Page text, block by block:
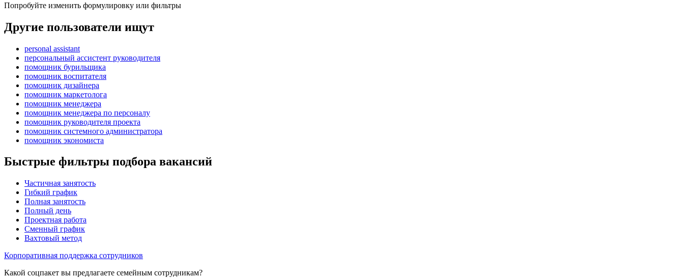
Попробуйте изменить формулировку или фильтры
Другие пользователи ищут
personal assistant
персональный ассистент руководителя
помощник бурильщика
помощник воспитателя
помощник дизайнера
помощник маркетолога
помощник менеджера
помощник менеджера по персоналу
помощник руководителя проекта
помощник системного администратора
помощник экономиста
Быстрые фильтры подбора вакансий
Частичная занятость
Гибкий график
Полная занятость
Полный день
Проектная работа
Сменный график
Вахтовый метод
Корпоративная поддержка сотрудников
Какой соцпакет вы предлагаете семейным сотрудникам?